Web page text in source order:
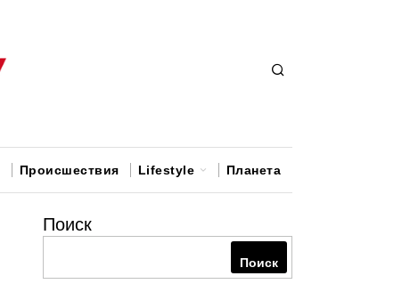
Происшествия Lifestyle Планета
Поиск
Поиск